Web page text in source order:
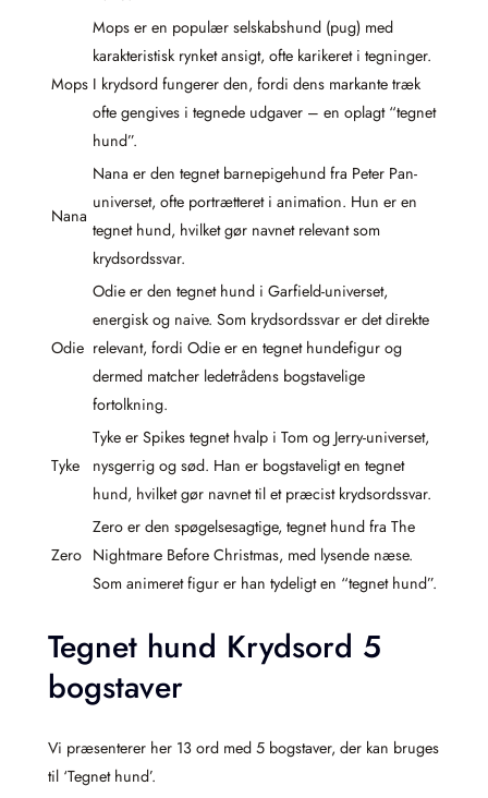
Mops
Mops er en populær selskabshund (pug) med
karakteristisk rynket ansigt, ofte karikeret i tegninger.
I krydsord fungerer den, fordi dens markante træk
ofte gengives i tegnede udgaver – en oplagt “tegnet
hund”.
Nana
Nana er den tegnet barnepigehund fra Peter Pan-
universet, ofte portrætteret i animation. Hun er en
tegnet hund, hvilket gør navnet relevant som
krydsordssvar.
Odie
Odie er den tegnet hund i Garfield-universet,
energisk og naive. Som krydsordssvar er det direkte
relevant, fordi Odie er en tegnet hundefigur og
dermed matcher ledetrådens bogstavelige
fortolkning.
Tyke
Tyke er Spikes tegnet hvalp i Tom og Jerry-universet,
nysgerrig og sød. Han er bogstaveligt en tegnet
hund, hvilket gør navnet til et præcist krydsordssvar.
Zero
Zero er den spøgelsesagtige, tegnet hund fra The
Nightmare Before Christmas, med lysende næse.
Som animeret figur er han tydeligt en “tegnet hund”.
Tegnet hund Krydsord 5
bogstaver
Vi præsenterer her 13 ord med 5 bogstaver, der kan bruges
til ‘Tegnet hund’.